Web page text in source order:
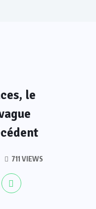
le
711 VIEWS